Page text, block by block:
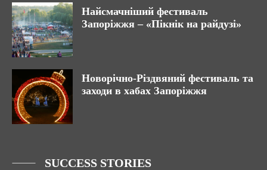
Найсмачніший фестиваль
Запоріжжя – «Пікнік на райдузі»
Новорічно-Різдвяний фестиваль та
заходи в хабах Запоріжжя
SUCCESS STORIES